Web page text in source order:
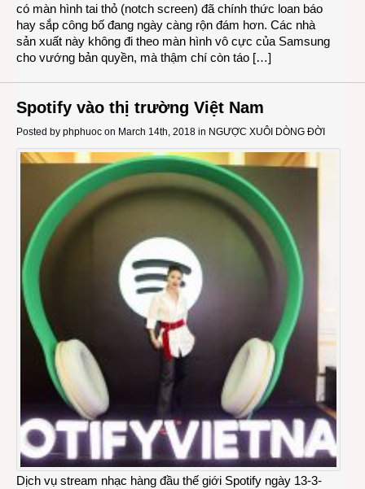
có màn hình tai thỏ (notch screen) đã chính thức loan báo
hay sắp công bố đang ngày càng rộn đám hơn. Các nhà
sản xuất này không đi theo màn hình vô cực của Samsung
cho vướng bản quyền, mà thậm chí còn táo […]
Spotify vào thị trường Việt Nam
Posted by phphuoc on March 14th, 2018 in NGƯỢC XUÔI DÒNG ĐỜI
Dịch vụ stream nhạc hàng đầu thế giới Spotify ngày 13-3-